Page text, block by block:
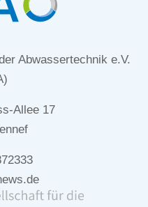
Abwassertechnik e.V.
Allee 17